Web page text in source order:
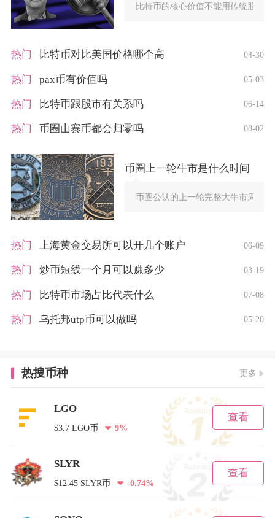
比特币的核心价值不能用传统股票
热门 比特币对比美国价格哪个高 04-30
热门 pax币有价值吗 05-03
热门 比特币跟股市有关系吗 06-14
热门 币圈山寨币都会归零吗 08-02
币圈上一轮牛市是什么时间
币圈公认的上一轮完整大牛市周期为
热门 上海黄金交易所可以开几个账户 06-09
热门 炒币短线一个月可以赚多少 03-19
热门 比特币市场占比代表什么 07-08
热门 乌托邦utp币可以做吗 05-20
热搜币种 更多
LGO
$3.7 LGO币 9%
查看
SLYR
$12.45 SLYR币 -0.74%
查看